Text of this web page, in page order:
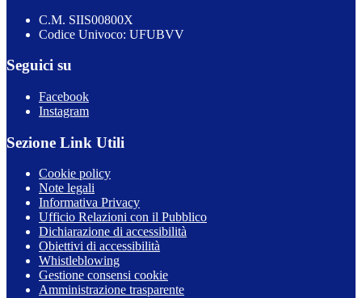
C.M. SIIS00800X
Codice Univoco: UFUBVV
Seguici su
Facebook
Instagram
Sezione Link Utili
Cookie policy
Note legali
Informativa Privacy
Ufficio Relazioni con il Pubblico
Dichiarazione di accessibilità
Obiettivi di accessibilità
Whistleblowing
Gestione consensi cookie
Amministrazione trasparente